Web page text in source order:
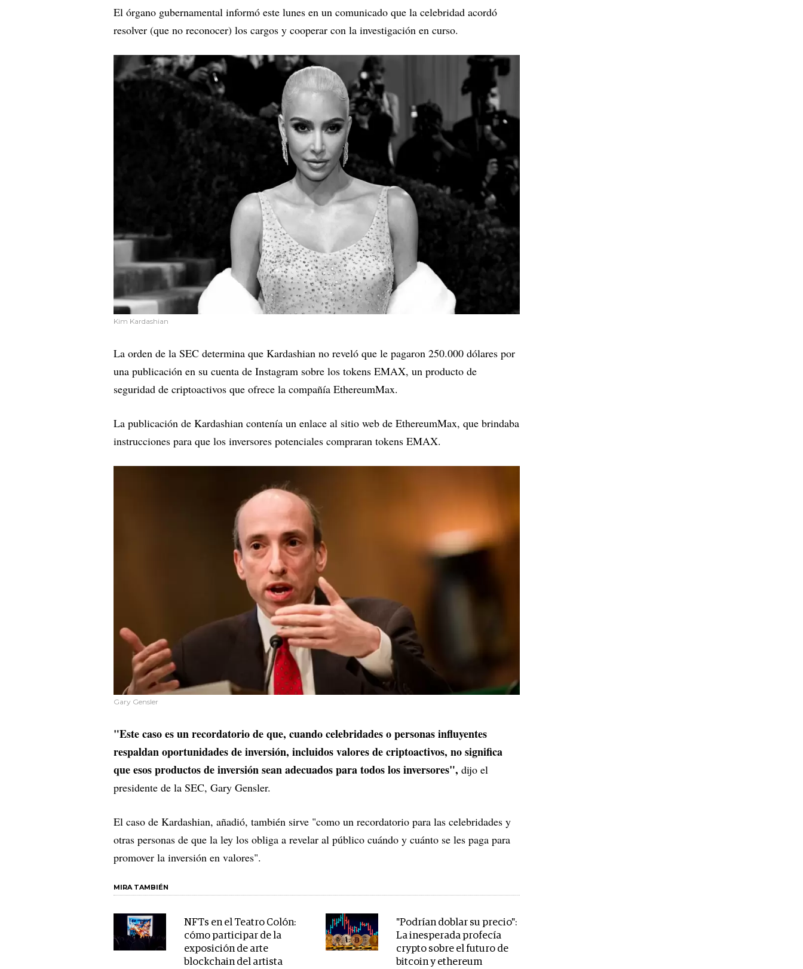
El órgano gubernamental informó este lunes en un comunicado que la celebridad acordó
resolver (que no reconocer) los cargos y cooperar con la investigación en curso.
Kim Kardashian
La orden de la SEC determina que Kardashian no reveló que le pagaron 250.000 dólares por
una publicación en su cuenta de Instagram sobre los tokens EMAX, un producto de
seguridad de criptoactivos que ofrece la compañía EthereumMax.
La publicación de Kardashian contenía un enlace al sitio web de EthereumMax, que brindaba
instrucciones para que los inversores potenciales compraran tokens EMAX.
Gary Gensler
"Este caso es un recordatorio de que, cuando celebridades o personas influyentes
respaldan oportunidades de inversión, incluidos valores de criptoactivos, no significa
que esos productos de inversión sean adecuados para todos los inversores", dijo el
presidente de la SEC, Gary Gensler.
El caso de Kardashian, añadió, también sirve "como un recordatorio para las celebridades y
otras personas de que la ley los obliga a revelar al público cuándo y cuánto se les paga para
promover la inversión en valores".
MIRA TAMBIÉN
NFTs en el Teatro Colón:
cómo participar de la
exposición de arte
blockchain del artista
"Podrían doblar su precio":
La inesperada profecía
crypto sobre el futuro de
bitcoin y ethereum